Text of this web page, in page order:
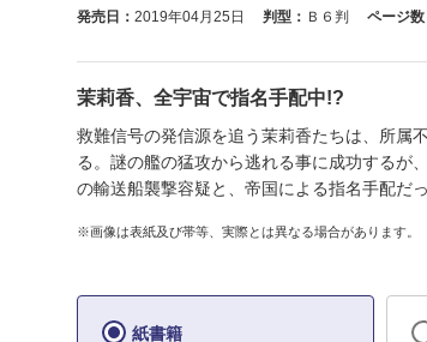
発売日： 2019年04月25日 判型： Ｂ６判 ページ数
茉莉香、全宇宙で指名手配中!?
救難信号の発信源を追う茉莉香たちは、所属
る。謎の艦の猛攻から逃れる事に成功するが
の輸送船襲撃容疑と、帝国による指名手配だ
※画像は表紙及び帯等、実際とは異なる場合があります。
紙書籍